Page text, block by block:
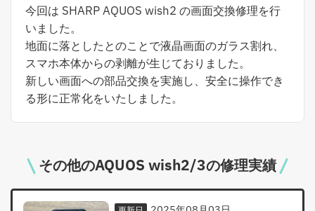
今回は SHARP AQUOS wish2 の画面交換修理を行
いました。
地面に落としたとのことで液晶画面のガラス割れ、
スマホ本体からの剥離が生じておりました。
新しい画面への部品交換を実施し、安全に操作でき
る形に正常化をいたしました。
その他のAQUOS wish2/3の修理実績